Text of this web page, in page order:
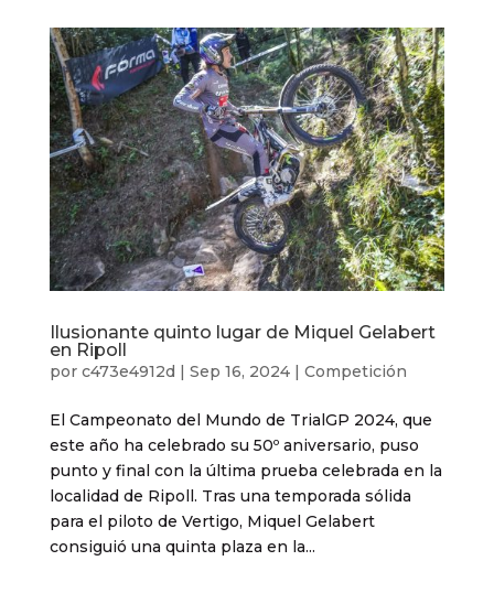
Ilusionante quinto lugar de Miquel Gelabert
en Ripoll
por c473e4912d | Sep 16, 2024| Competición
El Campeonato del Mundo de TrialGP 2024, que
este año ha celebrado su 50º aniversario, puso
punto y final con la última prueba celebrada en la
localidad de Ripoll. Tras una temporada sólida
para el piloto de Vertigo, Miquel Gelabert
consiguió una quinta plaza en la...